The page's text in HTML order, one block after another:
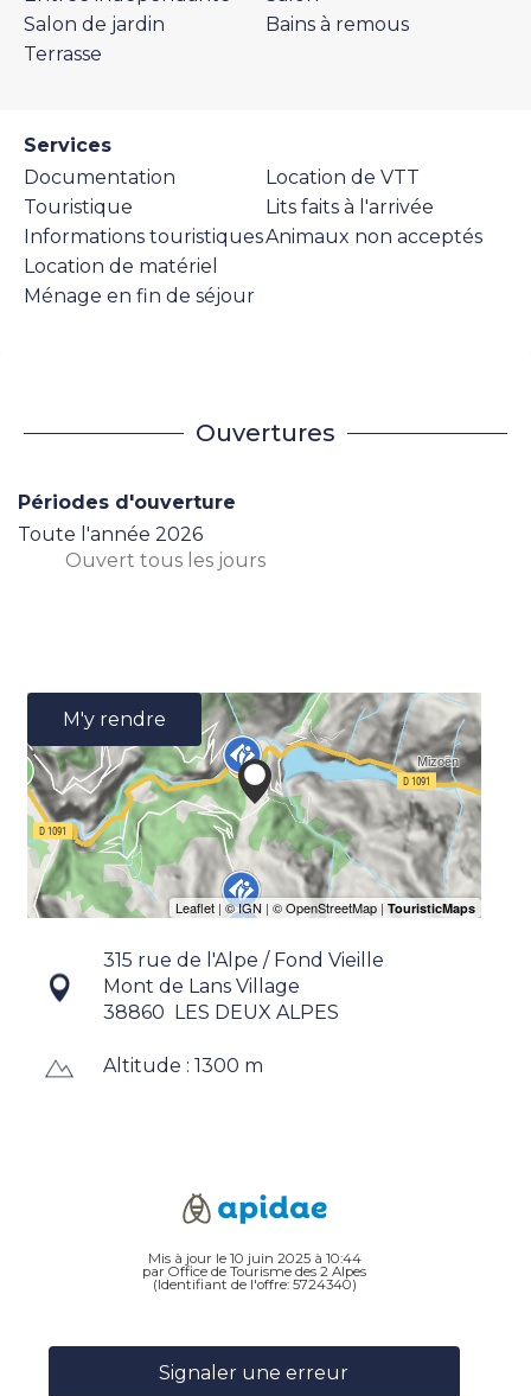
Salon de jardin
Terrasse
Bains à remous
Services
Documentation
Touristique
Informations touristiques
Location de matériel
Ménage en fin de séjour
Location de VTT
Lits faits à l'arrivée
Animaux non acceptés
Ouvertures
Périodes d'ouverture
Toute l'année 2026
Ouvert tous les jours
M'y rendre
315 rue de l'Alpe / Fond Vieille
Mont de Lans Village
38860 LES DEUX ALPES
Altitude : 1300 m
Mis à jour le 10 juin 2025 à 10:44
par Office de Tourisme des 2 Alpes
(Identifiant de l'offre: 5724340)
Signaler une erreur